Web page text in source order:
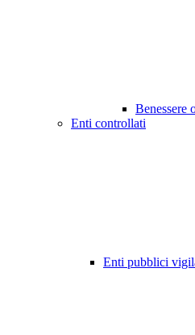
Benessere
Enti controllati
Enti pubblici